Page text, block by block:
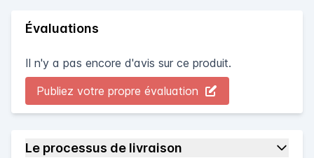
Évaluations
Il n'y a pas encore d'avis sur ce produit.
Publiez votre propre évaluation
Le processus de livraison